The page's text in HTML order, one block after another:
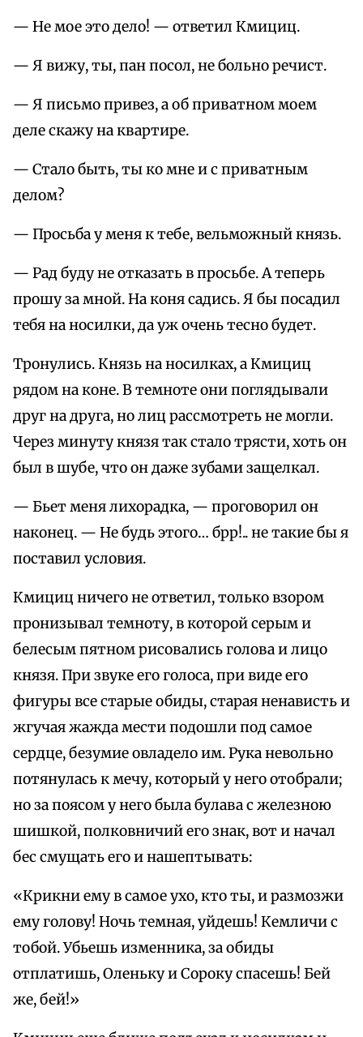
— Не мое это дело! — ответил Кмициц.
— Я вижу, ты, пан посол, не больно речист.
— Я письмо привез, а об приватном моем
деле скажу на квартире.
— Стало быть, ты ко мне и с приватным
делом?
— Просьба у меня к тебе, вельможный князь.
— Рад буду не отказать в просьбе. А теперь
прошу за мной. На коня садись. Я бы посадил
тебя на носилки, да уж очень тесно будет.
Тронулись. Князь на носилках, а Кмициц
рядом на коне. В темноте они поглядывали
друг на друга, но лиц рассмотреть не могли.
Через минуту князя так стало трясти, хоть он
был в шубе, что он даже зубами защелкал.
— Бьет меня лихорадка, — проговорил он
наконец. — Не будь этого… брр!.. не такие бы я
поставил условия.
Кмициц ничего не ответил, только взором
пронизывал темноту, в которой серым и
белесым пятном рисовались голова и лицо
князя. При звуке его голоса, при виде его
фигуры все старые обиды, старая ненависть и
жгучая жажда мести подошли под самое
сердце, безумие овладело им. Рука невольно
потянулась к мечу, который у него отобрали;
но за поясом у него была булава с железною
шишкой, полковничий его знак, вот и начал
бес смущать его и нашептывать:
«Крикни ему в самое ухо, кто ты, и размозжи
ему голову! Ночь темная, уйдешь! Кемличи с
тобой. Убьешь изменника, за обиды
отплатишь, Оленьку и Сороку спасешь! Бей
же, бей!»